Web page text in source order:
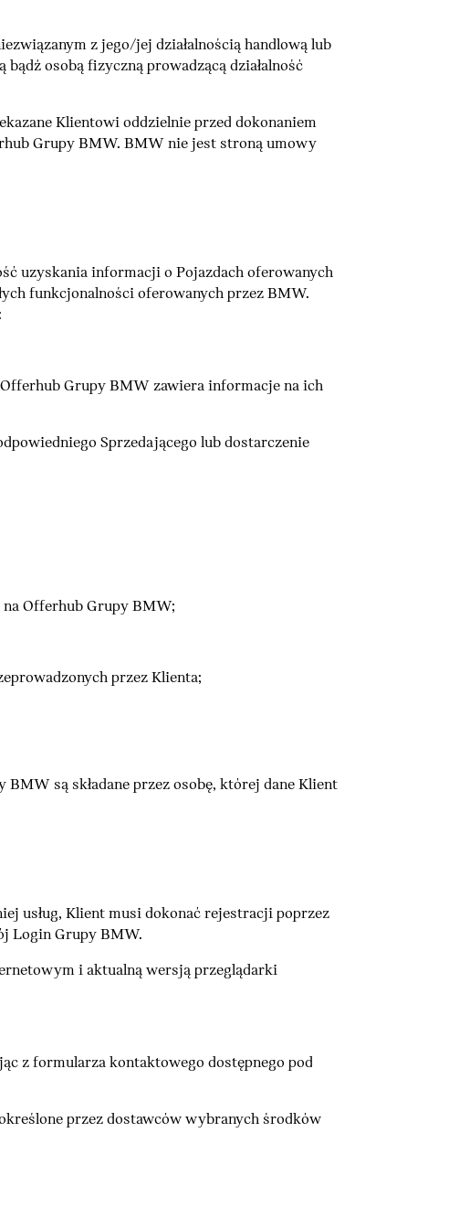
z jego/jej działalnością handlową lub
osobą fizyczną prowadzącą działalność
Klientowi oddzielnie przed dokonaniem
Grupy BMW. BMW nie jest stroną umowy
uzyskania informacji o Pojazdach oferowanych
funkcjonalności oferowanych przez BMW.
Grupy BMW zawiera informacje na ich
Sprzedającego lub dostarczenie
Offerhub Grupy BMW;
przez Klienta;
są składane przez osobę, której dane Klient
usług, Klient musi dokonać rejestracji poprzez
Login Grupy BMW.
i aktualną wersją przeglądarki
z formularza kontaktowego dostępnego pod
przez dostawców wybranych środków